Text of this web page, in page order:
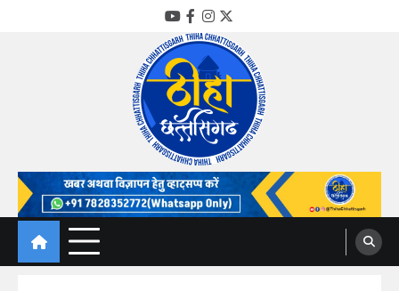
YouTube
Facebook
Instagram
Twitter
Thiha Chhattisgarh
गोठ जन-जन के